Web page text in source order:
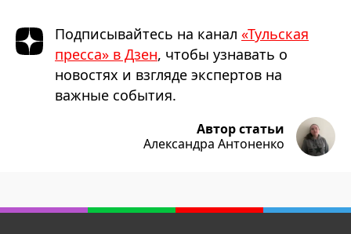
Подписывайтесь на канал «Тульская
пресса» в Дзен, чтобы узнавать о
новостях и взгляде экспертов на
важные события.
Автор статьи
Александра Антоненко